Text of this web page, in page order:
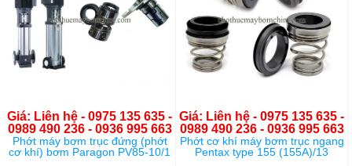
Giá: Liên hệ - 0975 135 635 -
0989 490 236 - 0936 995 663
Phớt máy bơm trục đứng (phớt
cơ khí) bơm Paragon PV85-10/1
Giá: Liên hệ - 0975 135 635 -
0989 490 236 - 0936 995 663
Phớt cơ khí máy bơm trục ngang
Pentax type 155 (155A)/13